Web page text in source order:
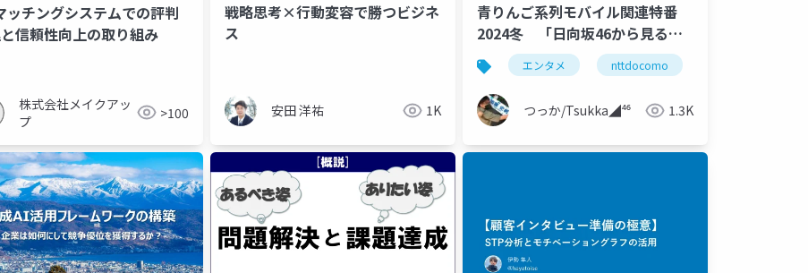
ッチングシステムでの評判
信頼性向上の取り組み
株式会社メイクアッ
プ
>100
戦略思考×行動変容で勝つビジネ
ス
安田 洋祐 1K
青りんご系列モバイル関連特番
2024冬 「日向坂46から見るモ
バイル業界とエンタメ ~どうして
Leminoと言ったんだろう?~」
エンタメ nttdocomo
つっか/Tsukka◢⁴⁶ 1.3K